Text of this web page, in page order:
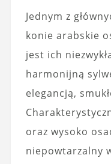
Jednym z
konie arabskie
jest ich
harmonijną
elegancją,
oraz wysoko
niepowtarzalny